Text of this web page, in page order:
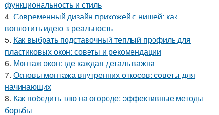
функциональность и стиль
4. Современный дизайн прихожей с нишей: как
воплотить идею в реальность
5. Как выбрать подставочный теплый профиль для
пластиковых окон: советы и рекомендации
6. Монтаж окон: где каждая деталь важна
7. Основы монтажа внутренних откосов: советы для
начинающих
8. Как победить тлю на огороде: эффективные методы
борьбы